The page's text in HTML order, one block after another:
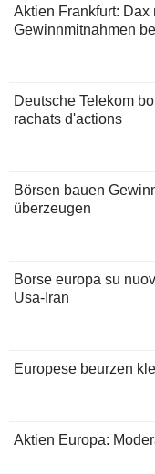
Aktien Frankfurt: Dax
Gewinnmitnahmen
Deutsche Telekom
rachats d'actions
Börsen bauen
überzeugen
Borse europa su
Usa-Iran
Europese beurzen
Aktien Europa: